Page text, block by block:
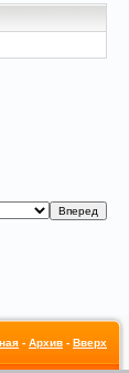
- Архив - Вверх